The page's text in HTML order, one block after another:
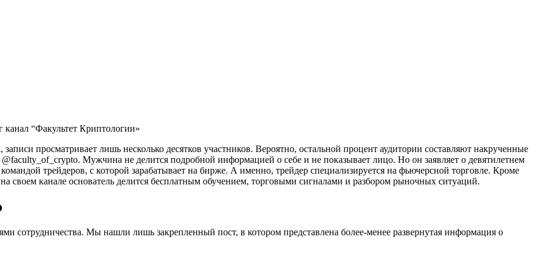
канал “Факультет Криптологии»
просматривает лишь несколько десятков участников. Вероятно, остальной процент аудитории составляют накрученные
Мужчина не делится подробной информацией о себе и не показывает лицо. Но он заявляет о девятилетнем
трейдеров, с которой зарабатывает на бирже. А именно, трейдер специализируется на фьючерсной торговле. Кроме
своем канале основатель делится бесплатным обучением, торговыми сигналами и разбором рыночных ситуаций.
сотрудничества. Мы нашли лишь закрепленный пост, в котором представлена более-менее развернутая информация о